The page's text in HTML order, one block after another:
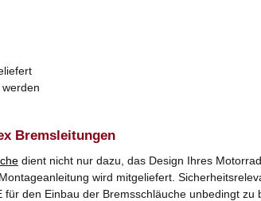
Bremsleitungen
dient nicht nur dazu, das Design Ihres
wird mitgeliefert.
den Einbau der Bremsschläuche unbedingt